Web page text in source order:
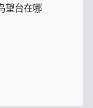
望台在哪